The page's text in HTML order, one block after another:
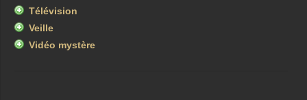
Télévision
Veille
Vidéo mystère